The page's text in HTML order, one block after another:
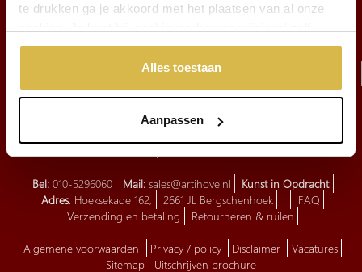
te drukken ga je akkoord met het plaatsen van al onze
aangeven welke cookies jouw akkoord krijgen. En door te
'weigeren' worden alleen de functionele cookies
geplaatst. Bekijk onze cookieverklaring voor meer
Alles toestaan
Aanpassen
Tech byBEpic
Bel: 010-5296060 Mail: sales@artihove.nl
Kunst in Opdracht
Adres: Hoeksekade 162, 2661 JL Bergschenhoek
FAQ
Verzending en betaling
Retourneren & ruilen
Algemene voorwaarden Privacy / policy Disclaimer
Vacatures
Sitemap
Uitschrijven brochure